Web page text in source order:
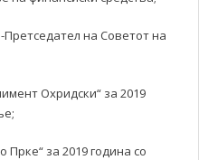
на Советот на
Охридски“ за 2019
за 2019 година со